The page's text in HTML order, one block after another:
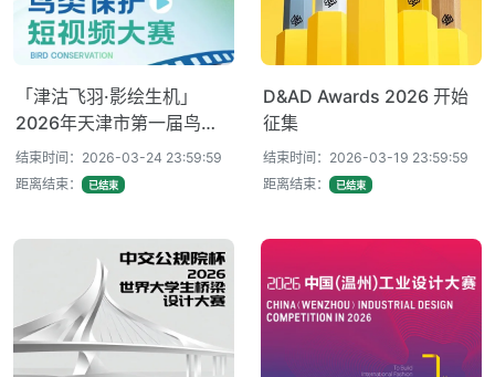
「津沽飞羽·影绘生机」
2026年天津市第一届鸟类
保护短视频大赛
结束时间：2026-03-24 23:59:59
距离结束：
已结束
D&AD Awards 2026 开始
征集
结束时间：2026-03-19 23:59:59
距离结束：
已结束